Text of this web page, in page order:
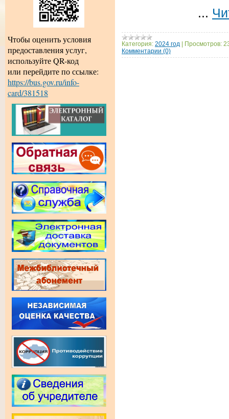
Чтобы оценить условия
предоставления услуг,
используйте QR-код
или перейдите по ссылке:
https://bus.gov.ru/info-
card/381518
...
Категория: 2024 год Просмотров:
Комментарии (0)